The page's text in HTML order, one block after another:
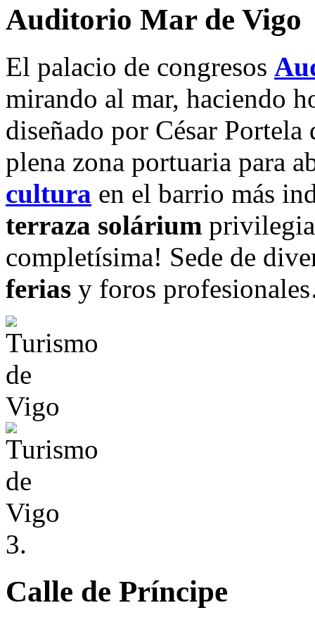
Auditorio Mar de Vigo
El palacio de congresos
mirando al mar, haciendo
diseñado por César
plena zona portuaria para
cultura en el barrio más
terraza solárium
completísima! Sede de
ferias y foros
3.
Calle de Príncipe